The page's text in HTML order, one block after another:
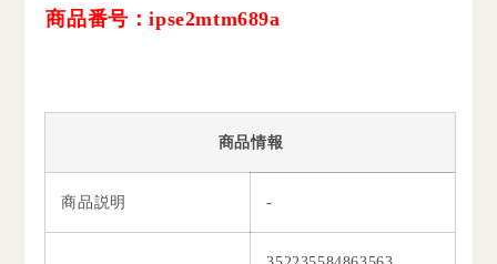
商品番号：ipse2mtm689a
商品情報
商品説明 -